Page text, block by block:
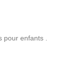
pour enfants .